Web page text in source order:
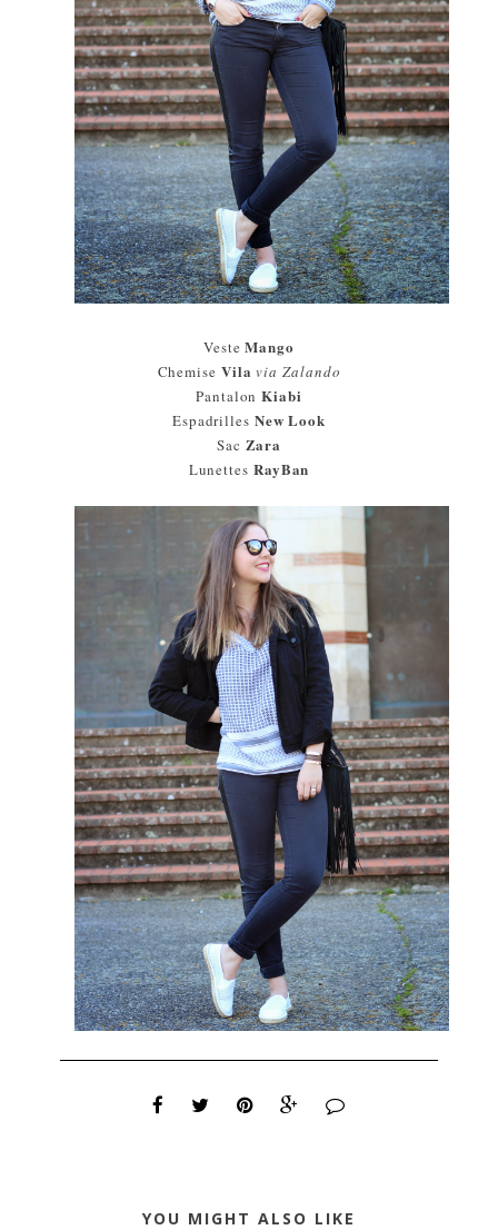
VesteMango
Chemise Vila via Zalando
PantalonKiabi
Espadrilles New Look
Sac Zara
Lunettes RayBan
YOU MIGHT ALSO LIKE